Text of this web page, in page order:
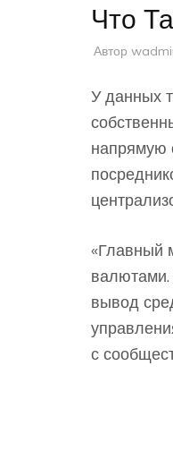
Что
Автор
У данных
напрямую
«Главный
валютами.
вывод
с